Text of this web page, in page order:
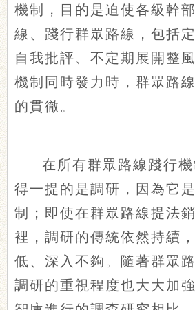
機制，目的是迫使各級幹
線、踐行群眾路線，包括
自我批評、不定期展開整
機制同時發力時，群眾路
的貫徹。
在所有群眾路線踐行
得一提的是調研，因為它
制；即使在群眾路線提法
裡，調研的傳統依然持續
低、深入不夠。隨著群眾
調研的重視程度也大大加